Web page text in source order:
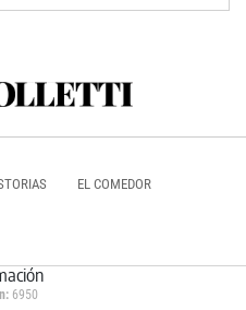
EL COMEDOR
6950